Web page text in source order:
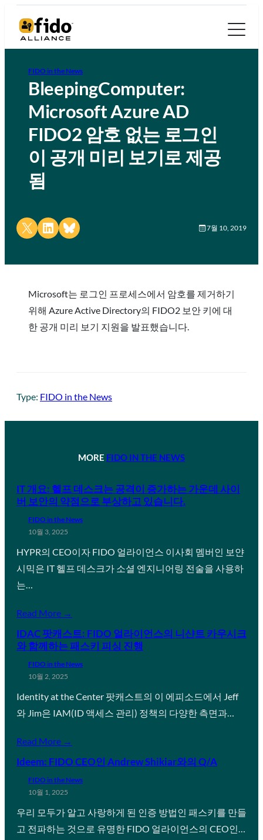
FIDO in the News
BleepingComputer:
Microsoft Azure AD
FIDO2 암호 없는 로그인
이 공개 미리 보기로 제공
됨
Share on X Share on LinkedIn
Share on Bluesky 7월 10, 2019
Microsoft는 로그인 프로세스에서 암호를 제거하기
위해 Azure Active Directory의 FIDO2 보안 키에 대
한 공개 미리 보기 지원을 발표했습니다.
Type: FIDO in the News
MORE FIDO IN THE NEWS
IT 개요: 헬프 데스크는 공격이 증가하는 가운데 사이
버 보안의 약점으로 부상하고 있습니다.
FIDO in the News
10월 3, 2025
HYPR의 CEO이자 FIDO 얼라이언스 이사회 멤버인 보얀
시믹은 IT 헬프 데스크가 소셜 엔지니어링 전술을 사용하
는…
Read More →
IDAC 팟캐스트: FIDO 얼라이언스의 니샨트 카우시크
와 함께하는 패스키 피싱 진행
FIDO in the News
10월 2, 2025
Identity at the Center 팟캐스트의 이 에피소드에서 Jeff
와 Jim은 IAM(ID 액세스 관리) 정책의 다양한 측면과…
Read More →
Ideem: FIDO CEO인 Andrew Shikiar와의 Q/A
FIDO in the News
10월 1, 2025
우리 모두가 알고 사랑하게 된 인증 방법인 패스키를 만들
고 전파하는 것으로 유명한 FIDO 얼라이언스의 CEO인…